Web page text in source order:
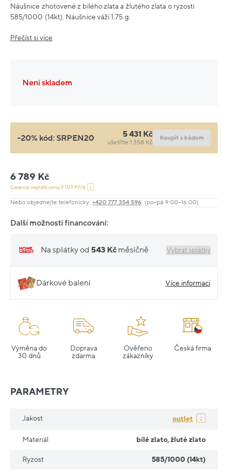
Náušnice zhotovené z bílého zlata a žlutého zlata o ryzosti
585/1000 (14kt). Náušnice váží 1.75 g.
Přečíst si více
Není skladem
-20% kód: SRPEN20 5 431 Kč
ušetříte 1 358 Kč
Koupit s kódem
6 789 Kč
Garance nejnižší ceny:3 103 Kč/g
Nebo objednejte telefonicky: +420 777 354 596 (po–pá 9:00–16:00)
Další možnosti financování:
Na splátky od 543 Kč měsíčně Vybrat splátky
Dárkové balení Více informací
Výměna do
30 dnů
Doprava
zdarma
Ověřeno
zákazníky
Česká firma
PARAMETRY
Jakost outlet
Materiál bílé zlato, žluté zlato
Ryzost 585/1000 (14kt)